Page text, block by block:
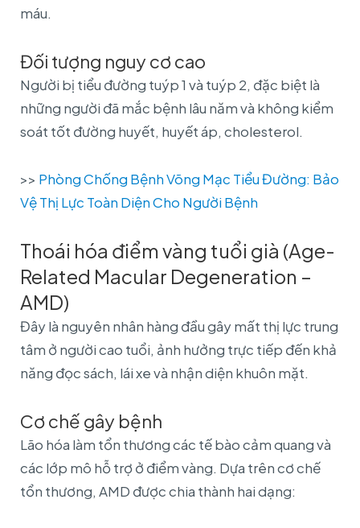
máu.
Đối tượng nguy cơ cao
Người bị tiểu đường tuýp 1 và tuýp 2, đặc biệt là
những người đã mắc bệnh lâu năm và không kiểm
soát tốt đường huyết, huyết áp, cholesterol.
>> Phòng Chống Bệnh Võng Mạc Tiểu Đường: Bảo
Vệ Thị Lực Toàn Diện Cho Người Bệnh
Thoái hóa điểm vàng tuổi già (Age-
Related Macular Degeneration –
AMD)
Đây là nguyên nhân hàng đầu gây mất thị lực trung
tâm ở người cao tuổi, ảnh hưởng trực tiếp đến khả
năng đọc sách, lái xe và nhận diện khuôn mặt.
Cơ chế gây bệnh
Lão hóa làm tổn thương các tế bào cảm quang và
các lớp mô hỗ trợ ở điểm vàng. Dựa trên cơ chế
tổn thương, AMD được chia thành hai dạng: